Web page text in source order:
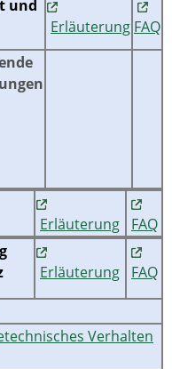
und
Erläuterung FAQ
Erläuterung
FAQ
Erläuterung
FAQ
Verhalten